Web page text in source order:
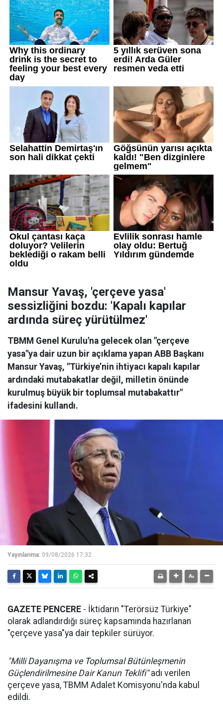
Mansur Yavaş, 'çerçeve yasa'
sessizliğini bozdu: 'Kapalı kapılar
ardında süreç yürütülmez'
TBMM Genel Kurulu'na gelecek olan "çerçeve
yasa"ya dair uzun bir açıklama yapan ABB Başkanı
Mansur Yavaş, "Türkiye’nin ihtiyacı kapalı kapılar
ardındaki mutabakatlar değil, milletin önünde
kurulmuş büyük bir toplumsal mutabakattır"
ifadesini kullandı.
Yayınlanma: 09/08/2026 17:32
GAZETE PENCERE - İktidarın "Terörsüz Türkiye"
olarak adlandırdığı süreç kapsamında hazırlanan
"çerçeve yasa"ya dair tepkiler sürüyor.
"Milli Dayanışma ve Toplumsal Bütünleşmenin
Güçlendirilmesine Dair Kanun Teklifi"adı verilen
çerçeve yasa, TBMM Adalet Komisyonu'nda kabul
edildi.